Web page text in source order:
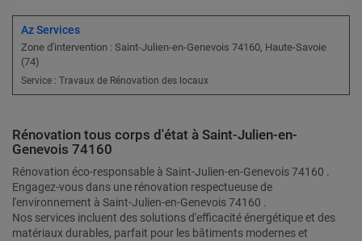
Az Services
Zone d'intervention : Saint-Julien-en-Genevois 74160, Haute-Savoie
(74)
Service : Travaux de Rénovation des locaux
Rénovation tous corps d'état à Saint-Julien-en-
Genevois 74160
Rénovation éco-responsable à Saint-Julien-en-Genevois 74160 .
Engagez-vous dans une rénovation respectueuse de
l'environnement à Saint-Julien-en-Genevois 74160 .
Nos services incluent des solutions d'efficacité énergétique et des
matériaux durables, parfait pour les bâtiments modernes et